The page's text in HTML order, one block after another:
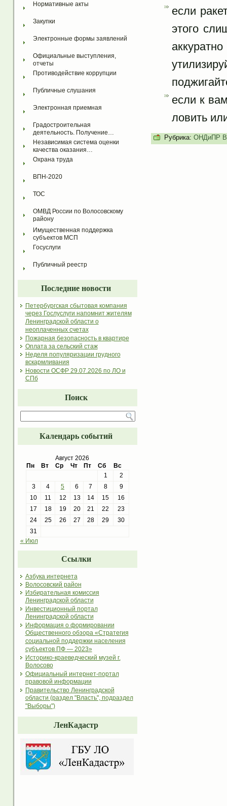
Нормативные акты
Закупки
Электронные формы заявлений
Официальные выступления,
отчеты
Противодействие коррупции
Публичные слушания
Электронная приемная
Градостроительная
деятельность. Получение…
Независимая система оценки
качества оказания…
Охрана труда
ВПН-2020
ТОС
ОМВД России по Волосовскому
району
Имущественная поддержка
субъектов МСП
Госуслуги
Публичный реестр
Последние новости
Петербургская сбытовая компания
через Гослуслуги напомнит жителям
Ленинградской области о
неоплаченных счетах
Пожарная безопасность в квартире
Оплата за сельский стаж
Неделя популяризации грудного
вскармливания
Новости ОСФР 29.07.2026 по ЛО и
СПб
Поиск
Календарь событий
Август 2026
Пн
Вт Ср Чт Пт Сб
Вс
1
2
3
4 5 6 7 8
9
10
11 12 13 14 15
16
17
18 19 20 21 22
23
24
25 26 27 28 29
30
31
« Июл
Ссылки
Азбука интернета
Волосовский район
Избирательная комиссия
Ленинградской области
Инвестиционный портал
Ленинградской области
Информация о формировании
Общественного обзора «Стратегия
социальной поддержки населения
субъектов ПФ — 2023»
Историко-краеведческий музей г.
Волосово
Официальный интернет-портал
правовой информации
Правительство Ленинградской
области (раздел "Власть", подраздел
"Выборы")
ЛенКадастр
если
этого
если к
ловить
Рубрика: ОНДиПР